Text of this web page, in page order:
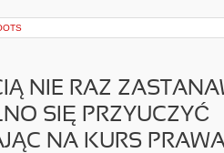
NIE RAZ
SIĘ PRZYUCZYĆ
NA KURS